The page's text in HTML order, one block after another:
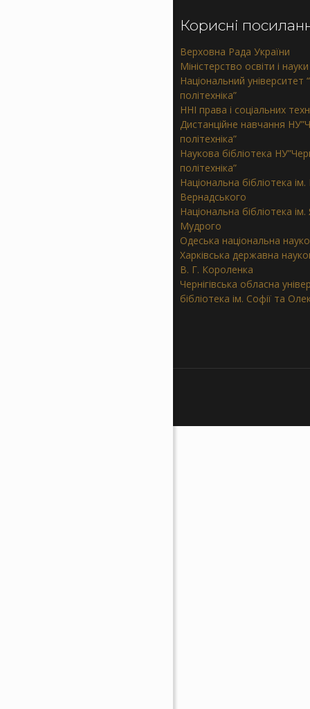
Корисні
Верховна Рада України
Міністерство освіти і
Національний університет
політехніка”
ННІ права і соціальних
Дистанційне навчання
політехніка”
Наукова бібліотека
політехніка”
Національна бібліотека ім.
Вернадського
Національна бібліотека
Мудрого
Одеська національна
Харківська державна
В. Г. Короленка
Чернігівська обласна
бібліотека ім. Софії та